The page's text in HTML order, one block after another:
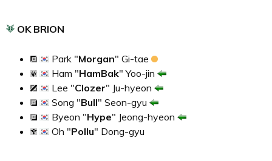
OK BRION
Park "Morgan" Gi-tae
Ham "HamBak" Yoo-jin
Lee "Clozer" Ju-hyeon
Song "Bull" Seon-gyu
Byeon "Hype" Jeong-hyeon
Oh "Pollu" Dong-gyu